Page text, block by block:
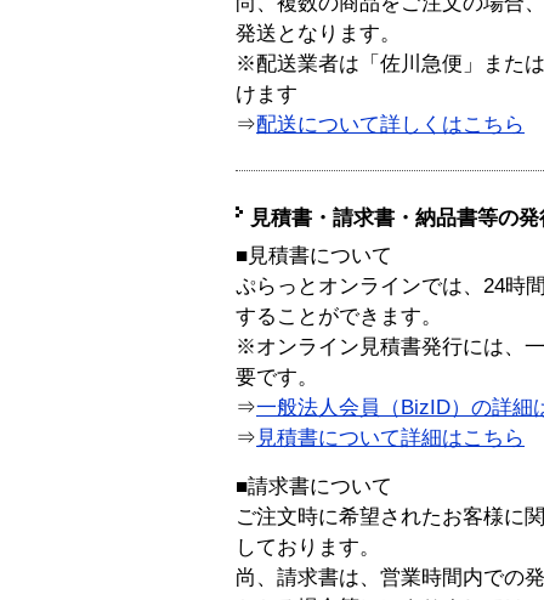
発送となります。
※配送業者は「佐川急便」また
けます
⇒配送について詳しくはこちら
見積書・請求書・納品書等の
■見積書について
ぷらっとオンラインでは、24時
することができます。
※オンライン見積書発行には、
要です。
⇒一般法人会員（BizID）の詳細
⇒ 見積書について詳細はこちら
■請求書について
ご注文時に希望されたお客様に
しております。
尚、請求書は、営業時間内での